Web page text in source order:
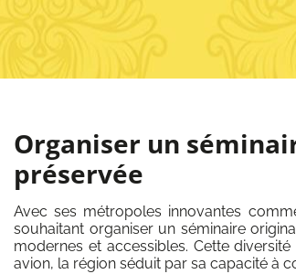
Organiser un
préservée
Avec ses métropoles innovantes
souhaitant organiser un séminaire
modernes et accessibles. Cette
avion, la région séduit par sa capacité à